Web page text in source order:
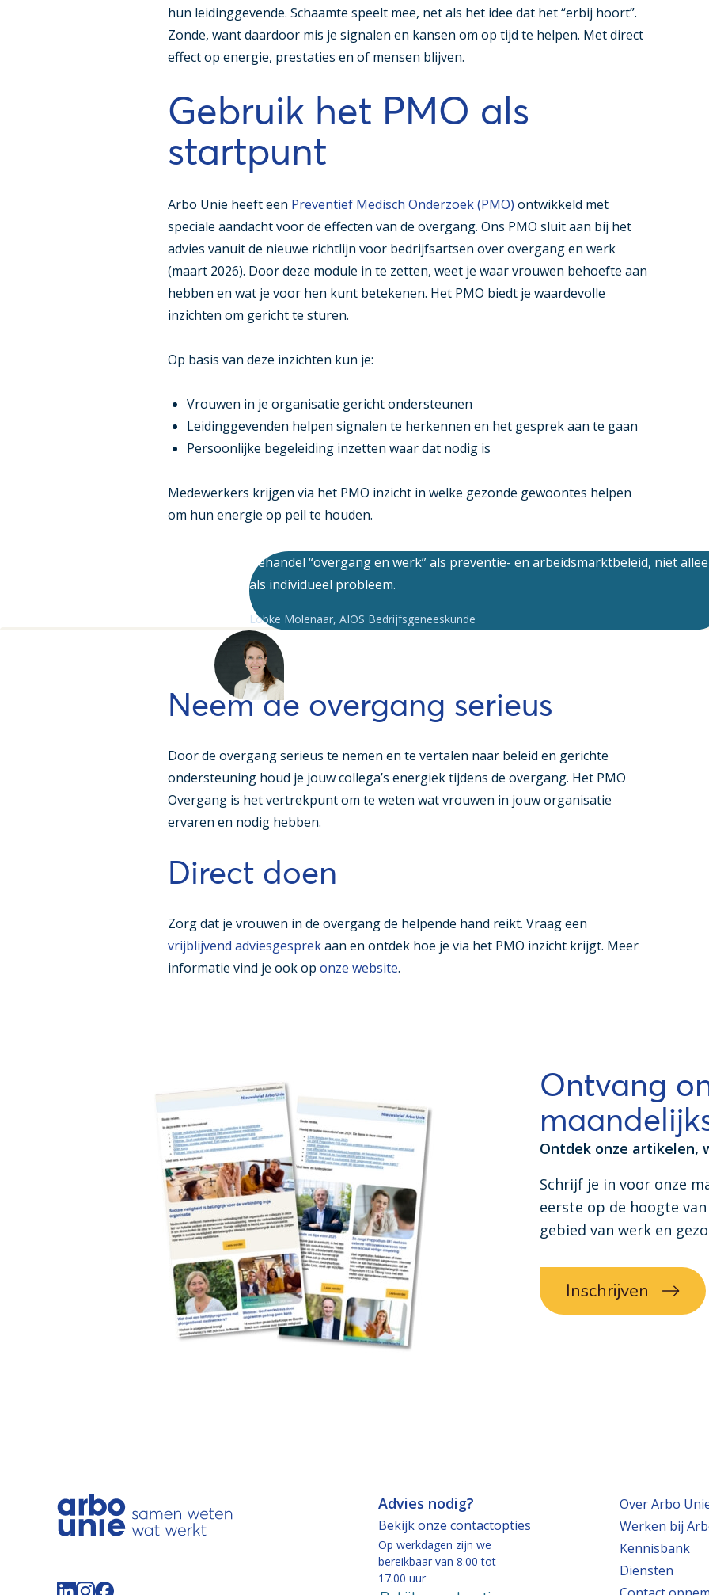
hun leidinggevende. Schaamte speelt mee, net als het idee dat het “erbij hoort”.
Zonde, want daardoor mis je signalen en kansen om op tijd te helpen. Met direct
effect op energie, prestaties en of mensen blijven.
Gebruik het PMO als
startpunt
Arbo Unie heeft een Preventief Medisch Onderzoek (PMO) ontwikkeld met
speciale aandacht voor de effecten van de overgang. Ons PMO sluit aan bij het
advies vanuit de nieuwe richtlijn voor bedrijfsartsen over overgang en werk
(maart 2026). Door deze module in te zetten, weet je waar vrouwen behoefte aan
hebben en wat je voor hen kunt betekenen. Het PMO biedt je waardevolle
inzichten om gericht te sturen.
Op basis van deze inzichten kun je:
Vrouwen in je organisatie gericht ondersteunen
Leidinggevenden helpen signalen te herkennen en het gesprek aan te gaan
Persoonlijke begeleiding inzetten waar dat nodig is
Medewerkers krijgen via het PMO inzicht in welke gezonde gewoontes helpen
om hun energie op peil te houden.
Behandel “overgang en werk” als preventie- en arbeidsmarktbeleid, niet
als individueel probleem.
Lobke Molenaar, AIOS Bedrijfsgeneeskunde
Neem de overgang serieus
Door de overgang serieus te nemen en te vertalen naar beleid en gerichte
ondersteuning houd je jouw collega’s energiek tijdens de overgang. Het PMO
Overgang is het vertrekpunt om te weten wat vrouwen in jouw organisatie
ervaren en nodig hebben.
Direct doen
Zorg dat je vrouwen in de overgang de helpende hand reikt. Vraag een
vrijblijvend adviesgesprekaan en ontdek hoe je via het PMO inzicht krijgt. Meer
informatie vind je ook op onze website.
Ontvang
Ontdek onze artikelen,
Schrijf je in voor onze
eerste op de hoogte
gebied van werk en
Inschrijven
Volg de Arbo Unie op LinkedIn
Volg de Arbo Unie op Instagram
Advies nodig?
Bekijk onze contactopties
Op werkdagen zijn we
bereikbaar van 8.00 tot
17.00 uur
Over Arbo
Werken bij
Kennisbank
Diensten